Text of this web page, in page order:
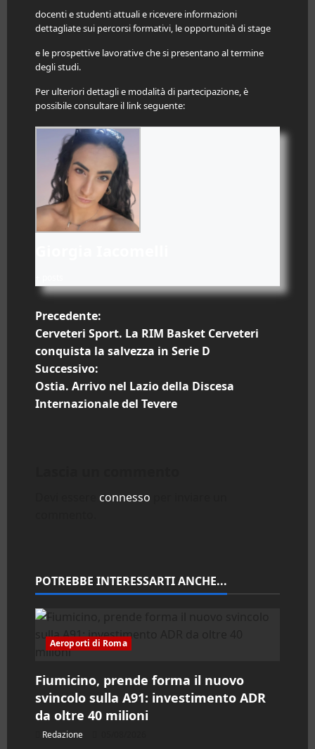
docenti e studenti attuali e ricevere informazioni
dettagliate sui percorsi formativi, le opportunità di stage
e le prospettive lavorative che si presentano al termine
degli studi.
Per ulteriori dettagli e modalità di partecipazione, è
possibile consultare il link seguente:
N
a
v
i
n
e
a
r
t
Precedente:
Cerveteri Sport. La RIM Basket Cerveteri
conquista la salvezza in Serie D
Successivo:
Ostia. Arrivo nel Lazio della Discesa
Internazionale del Tevere
connesso
POTREBBE INTERESSARTI ANCHE...
Aeroporti di Roma
Fiumicino, prende forma il nuovo
svincolo sulla A91: investimento ADR
da oltre 40 milioni
Redazione